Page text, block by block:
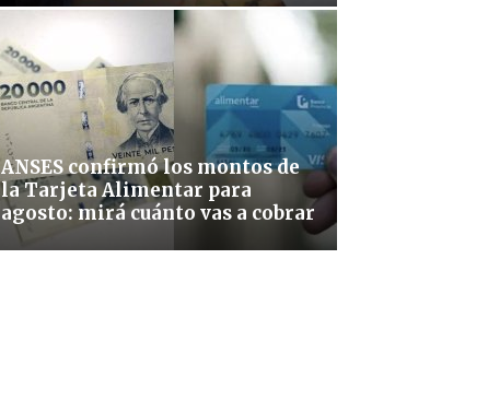
ANSES confirmó los montos de
la Tarjeta Alimentar para
agosto: mirá cuánto vas a cobrar